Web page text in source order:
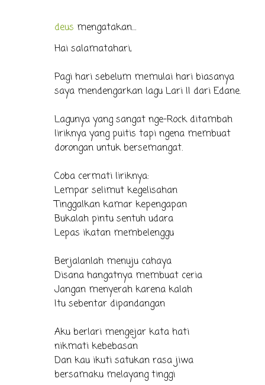
deus mengatakan…
Hai salamatahari,
Pagi hari sebelum memulai hari biasanya
saya mendengarkan lagu Lari II dari Edane.
Lagunya yang sangat nge-Rock ditambah
liriknya yang puitis tapi ngena membuat
dorongan untuk bersemangat.
Coba cermati liriknya:
Lempar selimut kegelisahan
Tinggalkan kamar kepengapan
Bukalah pintu sentuh udara
Lepas ikatan membelenggu
Berjalanlah menuju cahaya
Disana hangatnya membuat ceria
Jangan menyerah karena kalah
Itu sebentar dipandangan
Aku berlari mengejar kata hati
nikmati kebebasan
Dan kau ikuti satukan rasa jiwa
bersamaku melayang tinggi